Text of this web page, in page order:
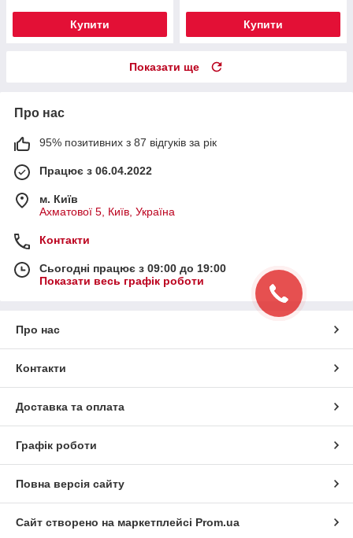
Купити Купити
Показати ще
Про нас
95% позитивних з 87 відгуків за рік
Працює з 06.04.2022
м. Київ
Ахматової 5, Київ, Україна
Контакти
Сьогодні працює з 09:00 до 19:00
Показати весь графік роботи
Про нас
Контакти
Доставка та оплата
Графік роботи
Повна версія сайту
Сайт створено на маркетплейсі Prom.ua